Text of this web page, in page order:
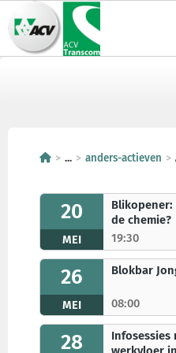
... anders-actieven
20
MEI
Blikopener:
de chemie?
19:30
26
MEI
Blokbar
08:00
28